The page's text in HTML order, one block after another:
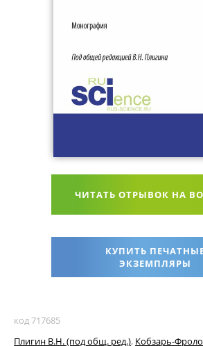
ЧИТАТЬ ОТРЫВОК НА
КУПИТЬ
ЭКЗЕМПЛЯРЫ
код 717685
Плигин В.Н. (под общ. ред.), Кобзарь-